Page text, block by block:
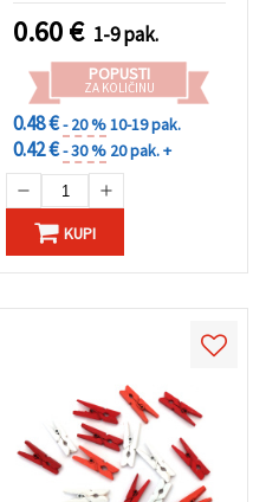
0.60€ 1-9 pak.
POPUSTI
ZA KOLIČINU
0.48 €- 20 %10-19 pak.
0.42 €- 30 % 20 pak. +
KUPI